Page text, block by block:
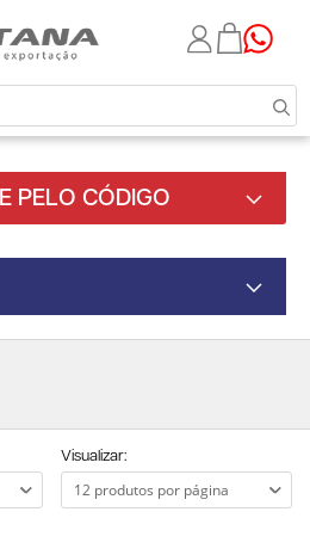
PELO CÓDIGO
Visualizar: